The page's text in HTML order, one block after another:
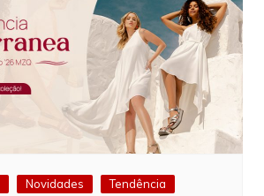
Novidades Tendência